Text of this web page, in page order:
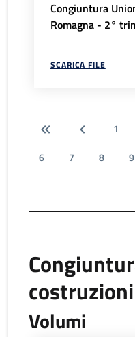
Congiuntura
Romagna - 2°
SCARICA FILE
1
6
7 8 9
Volumi